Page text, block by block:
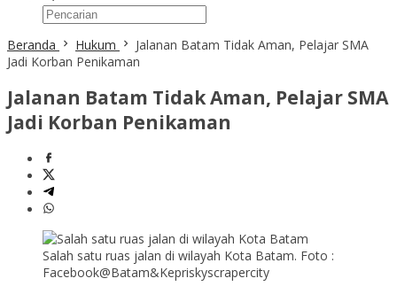
Beranda Hukum
Jalanan Batam Tidak Aman, Pelajar SMA
Jadi Korban Penikaman
Jalanan Batam Tidak Aman, Pelajar SMA
Jadi Korban Penikaman
Salah satu ruas jalan di wilayah Kota Batam. Foto :
Facebook@Batam&Kepriskyscrapercity